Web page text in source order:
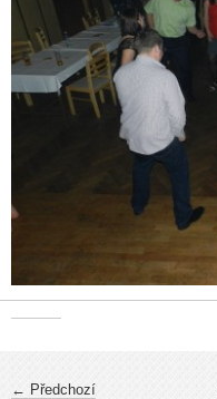
← Předchozí